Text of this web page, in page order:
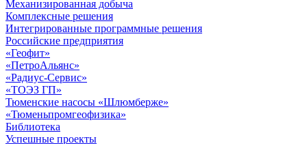
Механизированная добыча
Комплексные решения
Интегрированные программные решения
Российские предприятия
«Геофит»
«ПетроАльянс»
«Радиус-Сервис»
«ТОЭЗ ГП»
Тюменские насосы «Шлюмберже»
«Тюменьпромгеофизика»
Библиотека
Успешные проекты